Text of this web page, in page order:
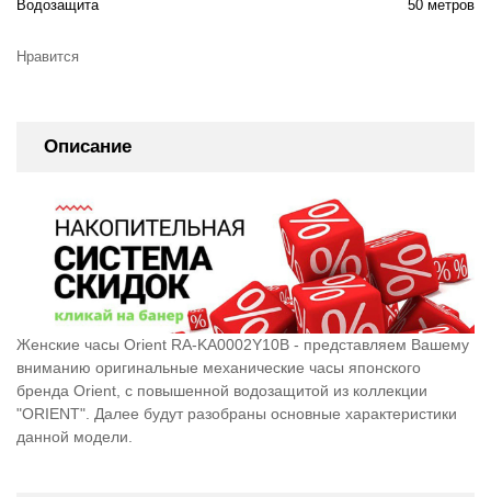
Водозащита
50 метров
Нравится
Описание
Женские часы Orient RA-KA0002Y10B - представляем Вашему
вниманию оригинальные механические часы японского
бренда Orient, c повышенной водозащитой из коллекции
"ORIENT". Далее будут разобраны основные характеристики
данной модели.